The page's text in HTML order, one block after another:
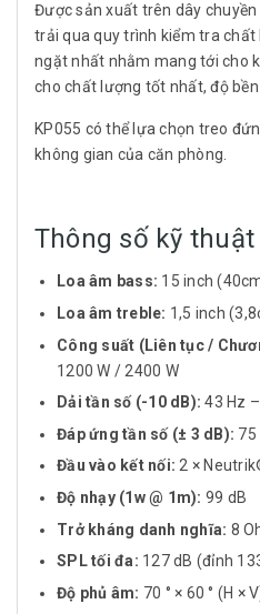
Được sản xuất trên dây
trải qua quy trình kiểm tra
ngặt nhất nhằm mang tới cho
cho chất lượng tốt nhất, độ
KP055 có thể lựa chọn treo
không gian của căn phòng.
Thông số kỹ thuật
Loa âm bass: 15 inch
Loa âm treble: 1,5 inch
Công suất (Liên tục /
1200 W / 2400 W
Dải tần số (-10 dB): 43 Hz
Đáp ứng tần số (± 3 dB): 75
Đầu vào kết nối: 2 ×
Độ nhạy (1w @ 1m): 99 dB
Trở kháng danh nghĩa: 8
SPL tối đa: 127 dB (đỉnh
Độ phủ âm: 70 ° × 60 ° (H ×